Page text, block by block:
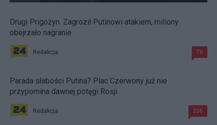
Drugi Prigożyn. Zagroził Putinowi atakiem, miliony
obejrzało nagranie
Redakcja 78
Parada słabości Putina? Plac Czerwony już nie
przypomina dawnej potęgi Rosji
Redakcja 206